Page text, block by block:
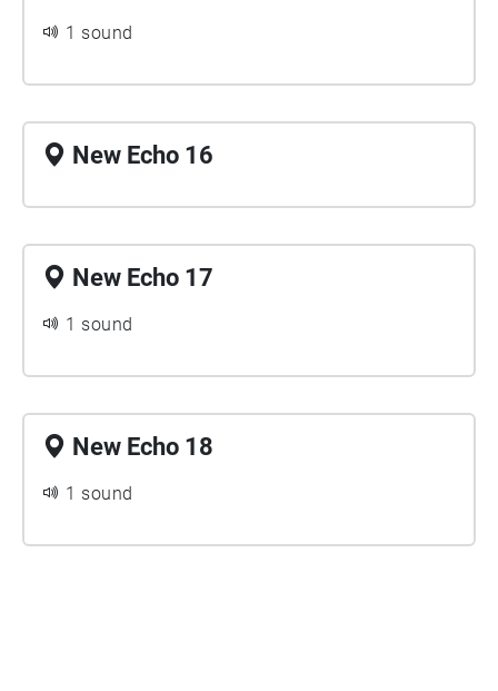
1 sound
New Echo 16
New Echo 17
1 sound
New Echo 18
1 sound